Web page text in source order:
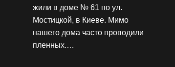
жили в доме № 61 по ул.
Мостицкой, в Киеве. Мимо
нашего дома часто проводили
пленных.…